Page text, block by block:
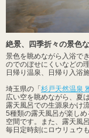
絶景、四季折々の景色
景色を眺めながら入浴で
のでのぼせにくいなどの
日帰り温泉、日帰り入浴
埼玉県の「杉戸天然温泉
広い空を眺めながら、夏
露天風呂での生源泉かけ
5種類の露天風呂が楽しめ
空間です。また、露天風
毎日定時刻にロウリュウ